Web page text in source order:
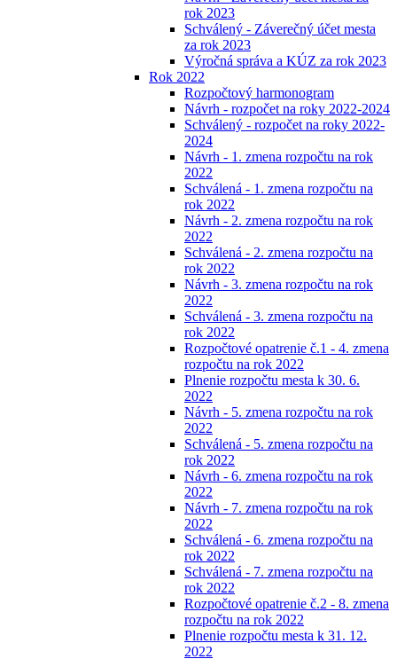
rok 2023
Schválený - Záverečný účet mesta
za rok 2023
Výročná správa a KÚZ za rok 2023
Rok 2022
Rozpočtový harmonogram
Návrh - rozpočet na roky 2022-2024
Schválený - rozpočet na roky 2022-
2024
Návrh - 1. zmena rozpočtu na rok
2022
Schválená - 1. zmena rozpočtu na
rok 2022
Návrh - 2. zmena rozpočtu na rok
2022
Schválená - 2. zmena rozpočtu na
rok 2022
Návrh - 3. zmena rozpočtu na rok
2022
Schválená - 3. zmena rozpočtu na
rok 2022
Rozpočtové opatrenie č.1 - 4. zmena
rozpočtu na rok 2022
Plnenie rozpočtu mesta k 30. 6.
2022
Návrh - 5. zmena rozpočtu na rok
2022
Schválená - 5. zmena rozpočtu na
rok 2022
Návrh - 6. zmena rozpočtu na rok
2022
Návrh - 7. zmena rozpočtu na rok
2022
Schválená - 6. zmena rozpočtu na
rok 2022
Schválená - 7. zmena rozpočtu na
rok 2022
Rozpočtové opatrenie č.2 - 8. zmena
rozpočtu na rok 2022
Plnenie rozpočtu mesta k 31. 12.
2022